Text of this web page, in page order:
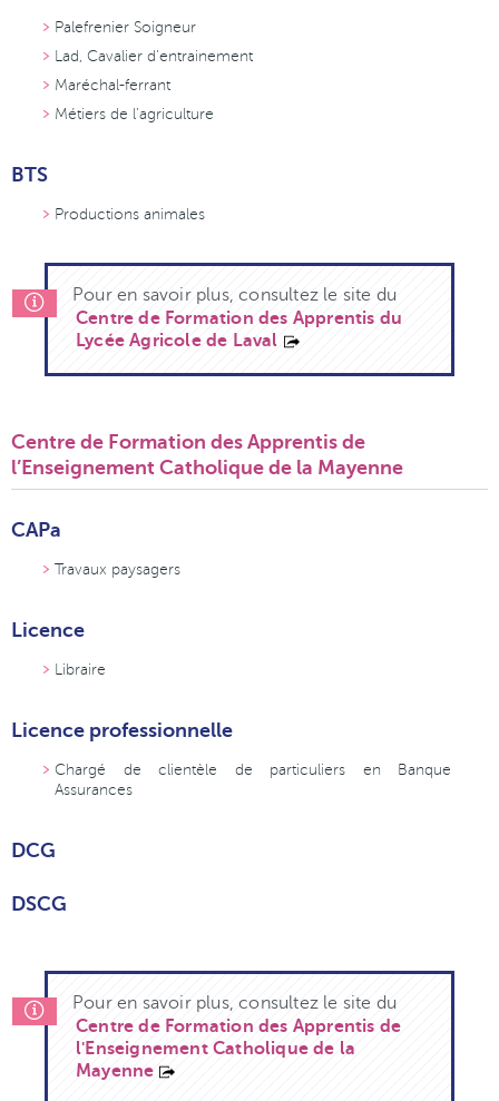
Palefrenier Soigneur
Lad, Cavalier d’entrainement
Maréchal-ferrant
Métiers de l’agriculture
BTS
Productions animales
Pour en savoir plus, consultez le site du
Centre de Formation des Apprentis du
Lycée Agricole de Laval
Centre de Formation des Apprentis de
l’Enseignement Catholique de la Mayenne
CAPa
Travaux paysagers
Licence
Libraire
Licence professionnelle
Chargé de clientèle de particuliers en Banque
Assurances
DCG
DSCG
Pour en savoir plus, consultez le site du
Centre de Formation des Apprentis de
l'Enseignement Catholique de la
Mayenne